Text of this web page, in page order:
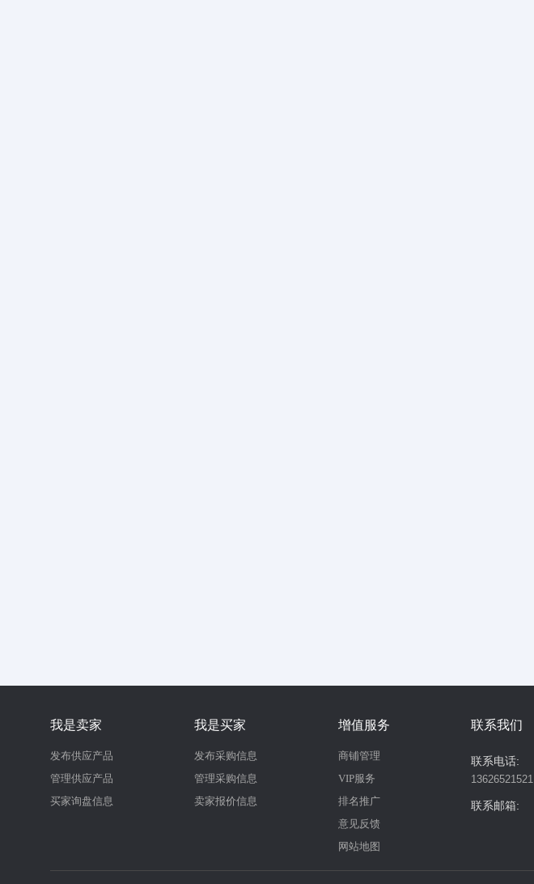
我是卖家
发布供应产品
管理供应产品
买家询盘信息
我是买家
发布采购信息
管理采购信息
卖家报价信息
增值服务
商铺管理
VIP服务
排名推广
意见反馈
网站地图
联系我们
联系电话:
13626521521
联系邮箱: